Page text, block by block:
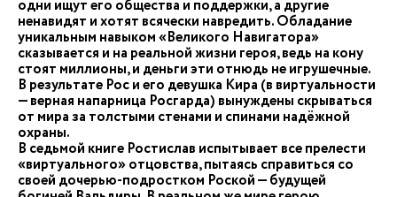
одни ищут его общества и поддержки, а другие
ненавидят и хотят всячески навредить. Обладание
уникальным навыком «Великого Навигатора»
сказывается и на реальной жизни героя, ведь на кону
стоят миллионы, и деньги эти отнюдь не игрушечные.
В результате Рос и его девушка Кира (в виртуальности
— верная напарница Росгарда) вынуждены скрываться
от мира за толстыми стенами и спинами надёжной
охраны.
В седьмой книге Ростислав испытывает все прелести
«виртуального» отцовства, пытаясь справиться со
своей дочерью-подростком Роской — будущей